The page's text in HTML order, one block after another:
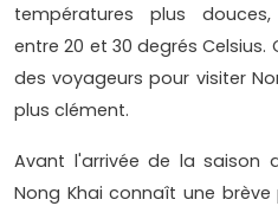
températures plus
entre 20 et 30 degrés
des voyageurs pour visiter
plus clément.
Avant l'arrivée de la saison
Nong Khai connaît une